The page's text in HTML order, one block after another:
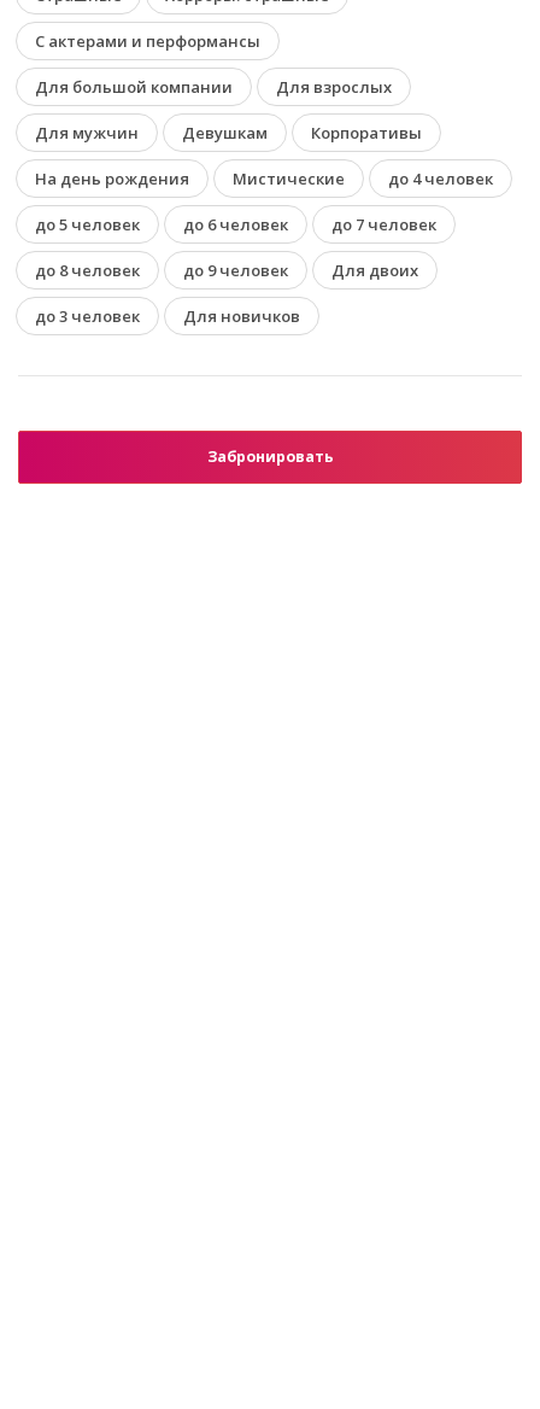
С актерами и перформансы
Для большой компании Для взрослых
Для мужчин Девушкам Корпоративы
На день рождения Мистические до 4 человек
до 5 человек до 6 человек до 7 человек
до 8 человек до 9 человек Для двоих
до 3 человек Для новичков
Забронировать